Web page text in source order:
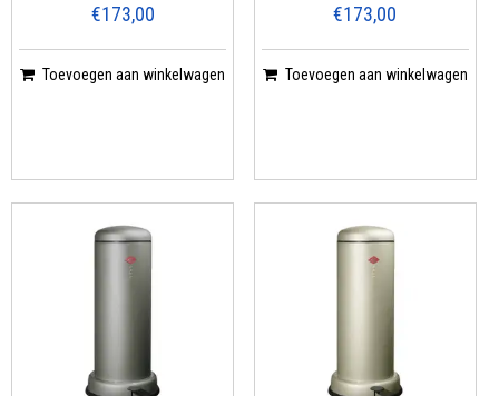
€173,00
Toevoegen aan winkelwagen
€173,00
Toevoegen aan winkelwagen